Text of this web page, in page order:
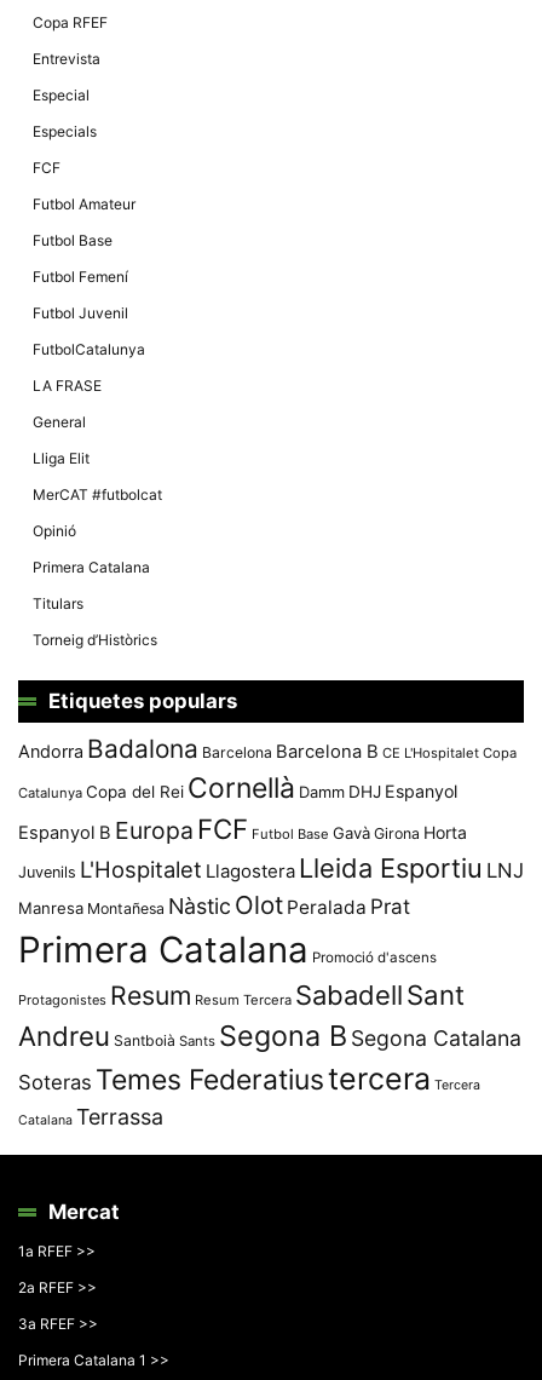
Copa RFEF
Entrevista
Especial
Especials
FCF
Futbol Amateur
Futbol Base
Futbol Femení
Futbol Juvenil
FutbolCatalunya
LA FRASE
General
Lliga Elit
MerCAT #futbolcat
Opinió
Primera Catalana
Titulars
Torneig d’Històrics
Etiquetes populars
Andorra Badalona Barcelona Barcelona B CE L'Hospitalet Copa
Catalunya Copa del Rei Cornellà Damm DHJ Espanyol
Espanyol B Europa FCF Futbol Base Gavà Girona Horta
Juvenils L'Hospitalet Llagostera Lleida Esportiu LNJ
Manresa Montañesa Nàstic Olot Peralada Prat
Primera Catalana Promoció d'ascens
Protagonistes Resum Resum Tercera SabadellSant
Andreu Santboià Sants Segona B Segona Catalana
Soteras Temes Federatiustercera Tercera
Catalana Terrassa
Mercat
1a RFEF >>
2a RFEF >>
3a RFEF >>
Primera Catalana 1 >>